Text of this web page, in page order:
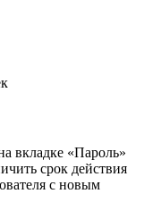
вкладке «Пароль»
срок действия
с новым